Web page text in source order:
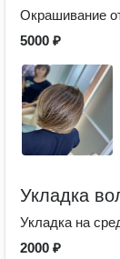
Окрашивание
5000 ₽
Укладка
Укладка на
2000 ₽